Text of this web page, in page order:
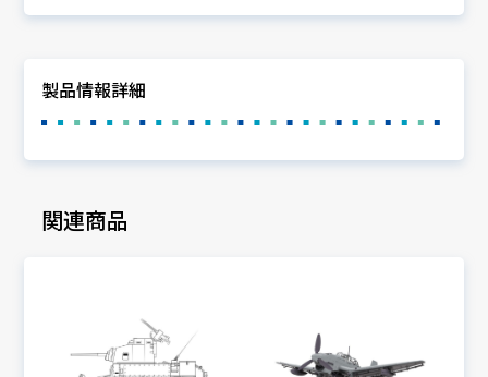
製品情報詳細
関連商品